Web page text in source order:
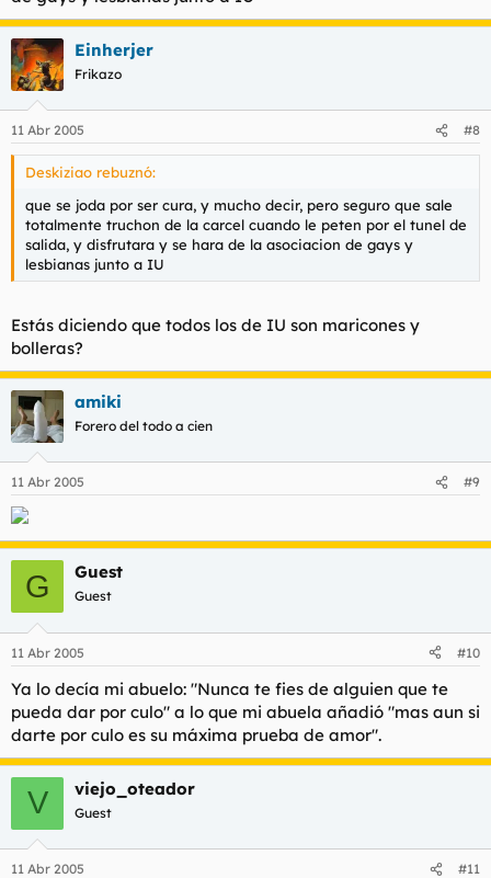
Einherjer
Frikazo
11 Abr 2005 #8
Deskiziao rebuznó:
que se joda por ser cura, y mucho decir, pero seguro que sale
totalmente truchon de la carcel cuando le peten por el tunel de
salida, y disfrutara y se hara de la asociacion de gays y
lesbianas junto a IU
Estás diciendo que todos los de IU son maricones y
bolleras?
amiki
Forero del todo a cien
11 Abr 2005 #9
G Guest
Guest
11 Abr 2005 #10
Ya lo decía mi abuelo: "Nunca te fies de alguien que te
pueda dar por culo" a lo que mi abuela añadió "mas aun si
darte por culo es su máxima prueba de amor".
V viejo_oteador
Guest
11 Abr 2005 #11